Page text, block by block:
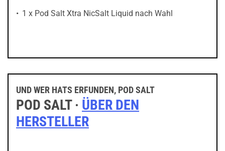
1 x Pod Salt Xtra NicSalt Liquid nach Wahl
UND WER HATS ERFUNDEN, POD SALT
POD SALT · ÜBER DEN
HERSTELLER